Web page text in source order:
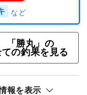
「勝丸」の
ての釣果を見る
報を表示